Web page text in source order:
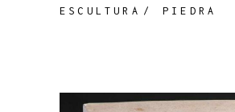
ESCULTURA PIEDRA